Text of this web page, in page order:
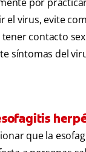
el virus, evite
contacto
síntomas del
que la